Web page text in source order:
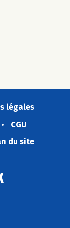
légales
CGU
du site